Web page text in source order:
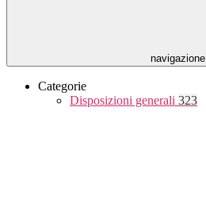
navigazione
Categorie
Disposizioni generali 323